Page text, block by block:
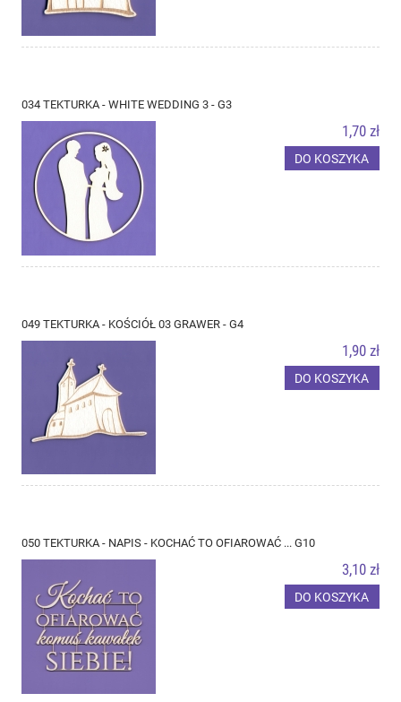
034 TEKTURKA - WHITE WEDDING 3 - G3
1,70 zł
DO KOSZYKA
049 TEKTURKA - KOŚCIÓŁ 03 GRAWER - G4
1,90 zł
DO KOSZYKA
050 TEKTURKA - NAPIS - KOCHAĆ TO OFIAROWAĆ ... G10
3,10 zł
DO KOSZYKA